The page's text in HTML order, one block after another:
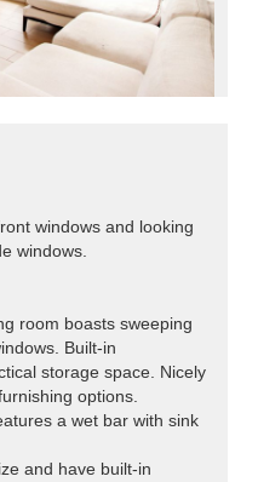
windows and looking
windows.
room boasts sweeping
Built-in
storage space. Nicely
options.
a wet bar with sink
and have built-in